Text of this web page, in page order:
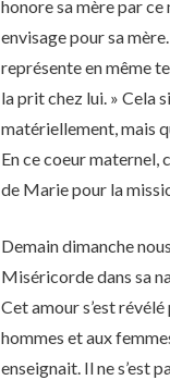
honore sa mère par
envisage pour sa
représente en même
la prit chez lui. » Cela
matériellement, mais
En ce coeur maternel,
de Marie pour la
Demain dimanche
Miséricorde dans sa
Cet amour s’est
hommes et aux
enseignait. Il ne s’est